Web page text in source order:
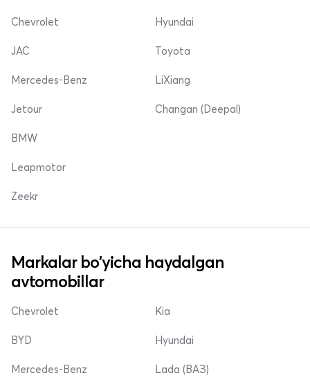
Chevrolet Hyundai
JAC
Mercedes-Benz
Jetour
Toyota
LiXiang
Changan (Deepal)
BMW
Leapmotor
Zeekr
Markalar bo'yicha haydalgan
avtomobillar
Chevrolet
BYD
Mercedes-Benz
Kia
Hyundai
Lada (ВАЗ)